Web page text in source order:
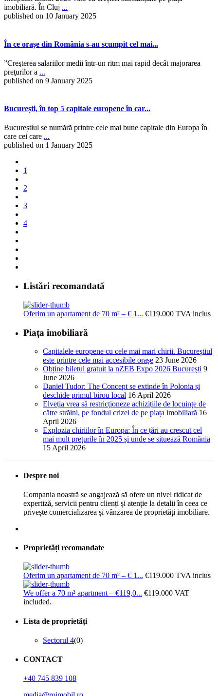
imobiliară. În Cluj ...
published on 10 January 2025
În ce orașe din România s-au scumpit cel mai...
”Creşterea salariilor medii într-un ritm mai rapid decât majorarea
preţurilor a ...
published on 9 January 2025
București, în top 5 capitale europene în car...
Bucureștiul se numără printre cele mai bune capitale din Europa în
care cei care ...
published on 1 January 2025
1
2
3
4
Listări recomandată
Oferim un apartament de 70 m² – € 1... €119.000 TVA inclus
Piața imobiliară
Capitalele europene cu cele mai mari chirii. Bucureștiul
este printre cele mai accesibile orașe 23 June 2026
Obține biletul gratuit la nZEB Expo 2026 București 9
June 2026
Daniel Tudor: The Concept se extinde în Polonia și
deschide primul birou local 16 April 2026
Elveția vrea să restricționeze achizițiile de locuințe de
către străini, pe fondul crizei de pe piața imobiliară 16
April 2026
Explozia chiriilor în Europa: În ce țări au crescut cel
mai mult prețurile în 2025 și unde se situează România
15 April 2026
Despre noi
Compania noastră se angajează să ofere un nivel ridicat de
expertiză, servicii pentru clienți și atenție la detalii în ceea ce
privește comercializarea și vânzarea de proprietăți imobiliare.
Proprietăți recomandate
Oferim un apartament de 70 m² – € 1... €119.000 TVA inclus
We offer a 70 m² apartment – €119,0... €119.000 VAT
included.
Lista de proprietăți
Sectorul 4(0)
CONTACT
+40 745 839 108